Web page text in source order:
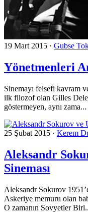
19 Mart 2015 · Gubse
Yönetmenleri
Sinemayı felsefi kavram
ilk filozof olan Gilles
göstermeyen, aynı zama...
25 Şubat 2015 · Kerem
Aleksandr
Sineması
Aleksandr Sokurov
Askeriye memuru olan
O zamanın Sovyetler